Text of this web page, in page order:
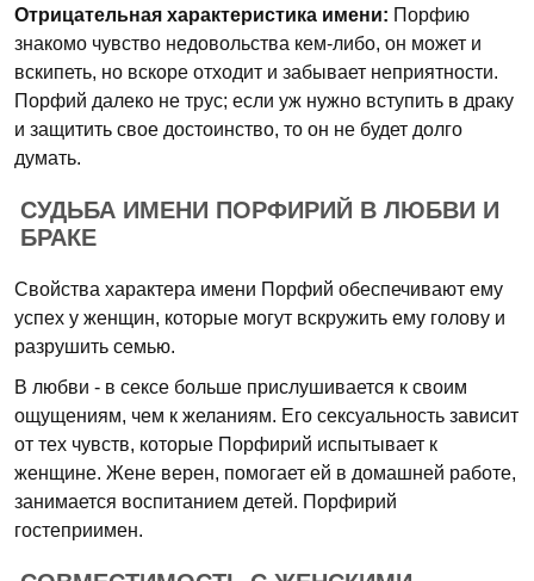
Отрицательная характеристика имени: Порфию
знакомо чувство недовольства кем-либо, он может и
вскипеть, но вскоре отходит и забывает неприятности.
Порфий далеко не трус; если уж нужно вступить в драку
и защитить свое достоинство, то он не будет долго
думать.
СУДЬБА ИМЕНИ ПОРФИРИЙ В ЛЮБВИ И
БРАКЕ
Свойства характера имени Порфий обеспечивают ему
успех у женщин, которые могут вскружить ему голову и
разрушить семью.
В любви - в сексе больше прислушивается к своим
ощущениям, чем к желаниям. Его сексуальность зависит
от тех чувств, которые Порфирий испытывает к
женщине. Жене верен, помогает ей в домашней работе,
занимается воспитанием детей. Порфирий
гостеприимен.